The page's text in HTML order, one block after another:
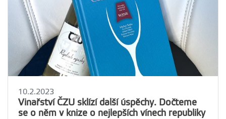
10.2.2023
Vinařství ČZU sklízí další úspěchy. Dočteme
se o něm v knize o nejlepších vínech republiky